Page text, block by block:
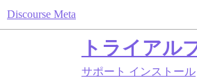
Discourse Meta
トライアル
サポート インストール